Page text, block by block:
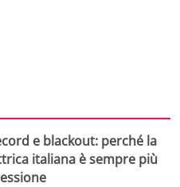
e blackout: perché la
italiana è sempre più